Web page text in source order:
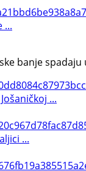
...
banje
...
...